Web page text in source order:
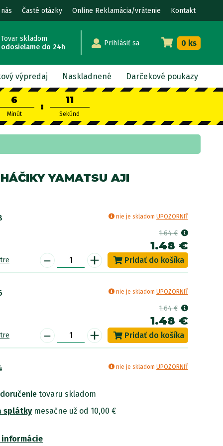
Časté otázky Online Reklamácia/vrátenie Kontakt
Tovar skladom
odosielame do 24h
Prihlásiť sa 0 ks
výpredaj Naskladnené Darčekové poukazy
6
Minút
:
10
Sekúnd
YAMATSU AJI
nie je skladom UPOZORNIŤ
1.64 €
1.48 €
- +
nie je skladom UPOZORNIŤ
1.64 €
1.48 €
- +
nie je skladom UPOZORNIŤ
- +
tovaru skladom
splátkymesačne už od 10,00 €
informácie